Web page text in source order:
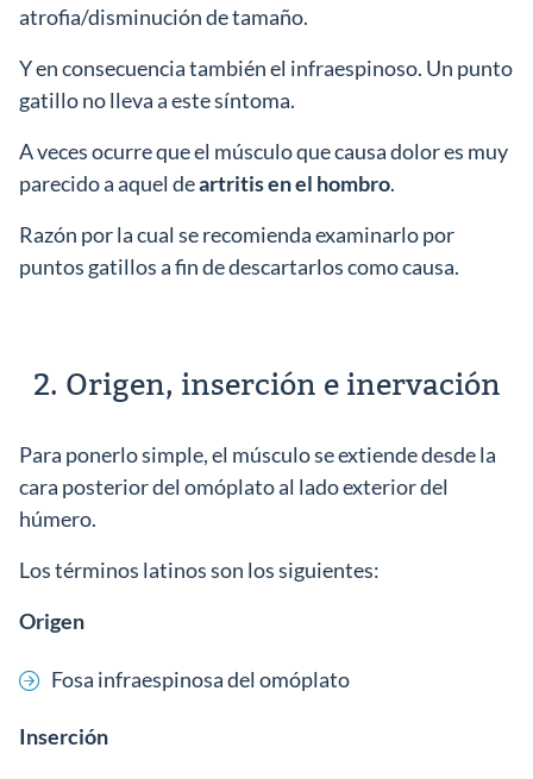
atrofia/disminución de tamaño.
Y en consecuencia también el infraespinoso. Un punto
gatillo no lleva a este síntoma.
A veces ocurre que el músculo que causa dolor es muy
parecido a aquel deartritis en el hombro.
Razón por la cual se recomienda examinarlo por
puntos gatillos a fin de descartarlos como causa.
2. Origen, inserción e inervación
Para ponerlo simple, el músculo se extiende desde la
cara posterior del omóplato al lado exterior del
húmero.
Los términos latinos son los siguientes:
Origen
Fosa infraespinosa del omóplato
Inserción